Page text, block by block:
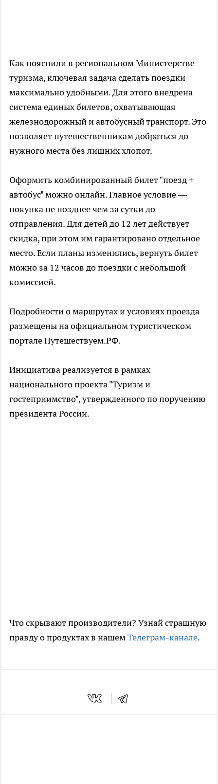
Как пояснили в региональном Министерстве
туризма, ключевая задача сделать поездки
максимально удобными. Для этого внедрена
система единых билетов, охватывающая
железнодорожный и автобусный транспорт. Это
позволяет путешественникам добраться до
нужного места без лишних хлопот.
Оформить комбинированный билет "поезд +
автобус" можно онлайн. Главное условие —
покупка не позднее чем за сутки до
отправления. Для детей до 12 лет действует
скидка, при этом им гарантировано отдельное
место. Если планы изменились, вернуть билет
можно за 12 часов до поездки с небольшой
комиссией.
Подробности о маршрутах и условиях проезда
размещены на официальном туристическом
портале Путешествуем.РФ.
Инициатива реализуется в рамках
национального проекта "Туризм и
гостеприимство", утвержденного по поручению
президента России.
Что скрывают производители? Узнай страшную
правду о продуктах в нашемТелеграм-канале.